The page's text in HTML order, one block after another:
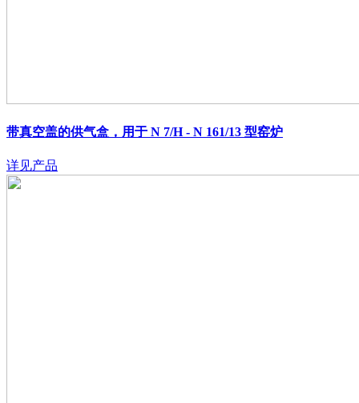
带真空盖的供气盒，用于 N 7/H - N 161/13 型窑炉
详见产品